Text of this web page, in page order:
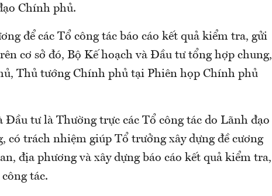
Chính phủ.
để các Tổ công tác báo cáo kết quả kiểm tra, gửi
cơ sở đó, Bộ Kế hoạch và Đầu tư tổng hợp chung,
Thủ tướng Chính phủ tại Phiên họp Chính phủ
Đầu tư là Thường trực các Tổ công tác do Lãnh đạo
có trách nhiệm giúp Tổ trưởng xây dựng đề cương
địa phương và xây dựng báo cáo kết quả kiểm tra,
tác.